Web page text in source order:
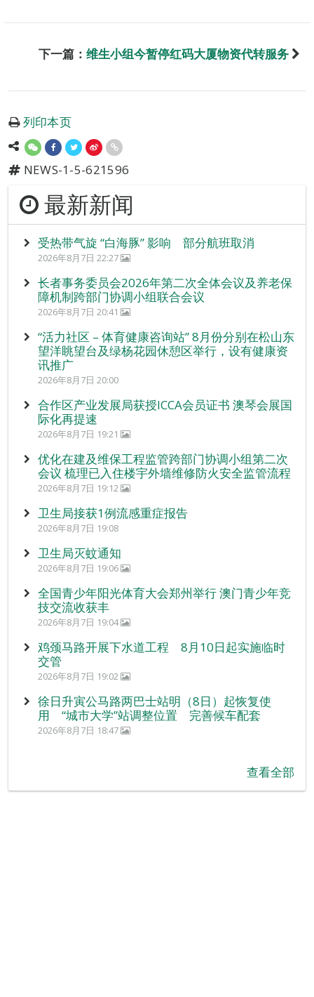
下一篇： 维生小组今暂停红码大厦物资代转服务
列印本页
NEWS-1-5-621596
最新新闻
受热带气旋 “白海豚” 影响 部分航班取消
2026年8月7日 22:27
长者事务委员会2026年第二次全体会议及养老保
障机制跨部门协调小组联合会议
2026年8月7日 20:41
“活力社区 – 体育健康咨询站” 8月份分别在松山东
望洋眺望台及绿杨花园休憩区举行，设有健康资
讯推广
2026年8月7日 20:00
合作区产业发展局获授ICCA会员证书 澳琴会展国
际化再提速
2026年8月7日 19:21
优化在建及维保工程监管跨部门协调小组第二次
会议 梳理已入住楼宇外墙维修防火安全监管流程
2026年8月7日 19:12
卫生局接获1例流感重症报告
2026年8月7日 19:08
卫生局灭蚊通知
2026年8月7日 19:06
全国青少年阳光体育大会郑州举行 澳门青少年竞
技交流收获丰
2026年8月7日 19:04
鸡颈马路开展下水道工程 8月10日起实施临时
交管
2026年8月7日 19:02
徐日升寅公马路两巴士站明（8日）起恢复使
用 “城市大学”站调整位置 完善候车配套
2026年8月7日 18:47
查看全部